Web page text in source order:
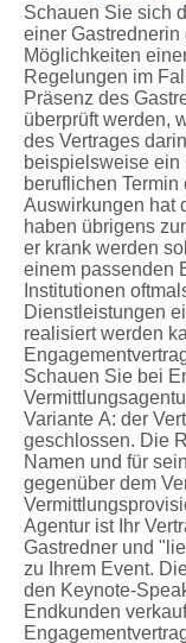
Schauen Sie sich
einer
Möglichkeiten
Regelungen im
Präsenz des
überprüft werden,
des Vertrages
beispielsweise ein
beruflichen
Auswirkungen hat
haben übrigens
er krank werden
einem passenden
Institutionen
Dienstleistungen
realisiert werden
Schauen Sie bei
Variante A: der
geschlossen. Die
Namen und für
gegenüber dem
Agentur ist Ihr
Gastredner und
zu Ihrem Event.
den Keynote-
Endkunden